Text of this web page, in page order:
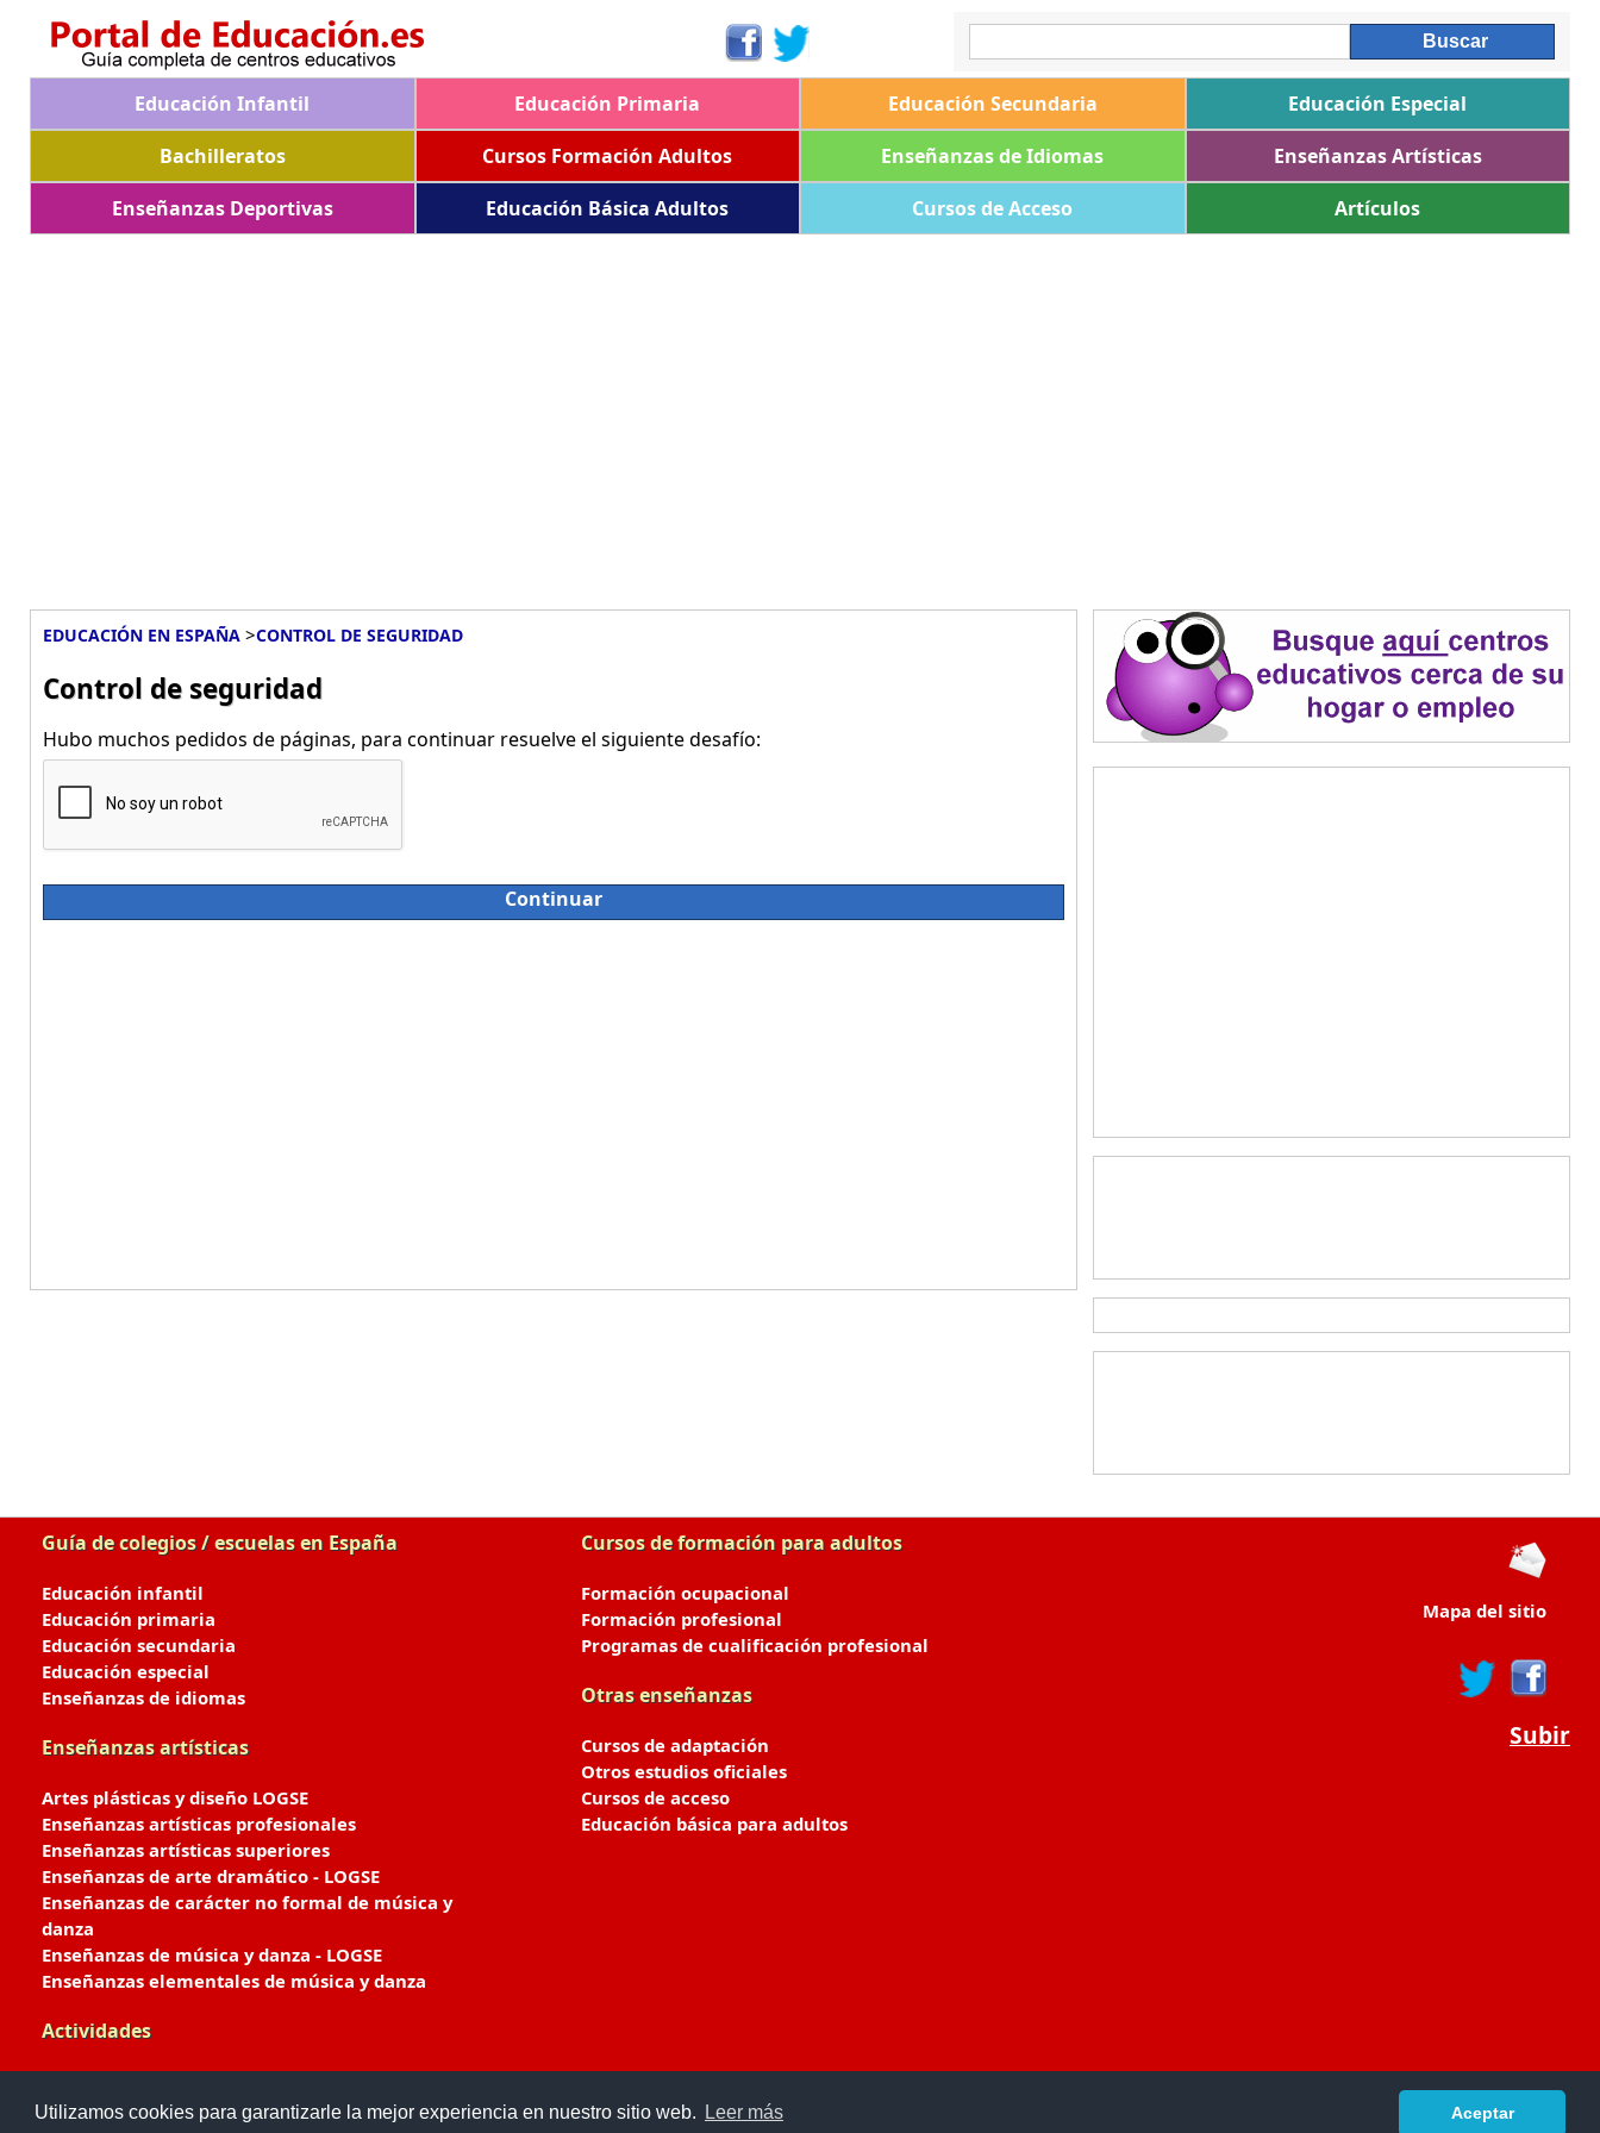
Utilizamos cookies para garantizarle la mejor experiencia en nuestro sitio web. Leer más Aceptar
Educación Infantil Educación Primaria Educación Secundaria
Educación Especial
Bachilleratos
Cursos Formación Adultos Enseñanzas de Idiomas
Enseñanzas Artísticas
Enseñanzas Deportivas
Educación Básica Adultos Cursos de Acceso Artículos
EDUCACIÓN EN ESPAÑA >CONTROL DE SEGURIDAD
Control de seguridad
Hubo muchos pedidos de páginas, para continuar resuelve el siguiente desafío:
Continuar
Guía de colegios / escuelas en España
Educación infantil
Educación primaria
Educación secundaria
Educación especial
Enseñanzas de idiomas
Enseñanzas artísticas
Artes plásticas y diseño LOGSE
Enseñanzas artísticas profesionales
Enseñanzas artísticas superiores
Enseñanzas de arte dramático - LOGSE
Enseñanzas de carácter no formal de música y
danza
Enseñanzas de música y danza - LOGSE
Enseñanzas elementales de música y danza
Actividades
Cursos de formación para adultos
Formación ocupacional
Formación profesional
Programas de cualificación profesional
Otras enseñanzas
Cursos de adaptación
Otros estudios oficiales
Cursos de acceso
Educación básica para adultos
Mapa del sitio
Subir